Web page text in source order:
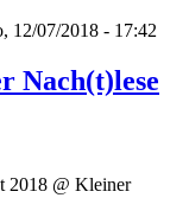
12/07/2018 - 17:42
Nach(t)lese
2018 @ Kleiner